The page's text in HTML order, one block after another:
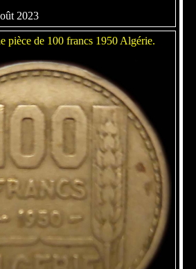
2023
pièce de 100 francs 1950 Algérie.